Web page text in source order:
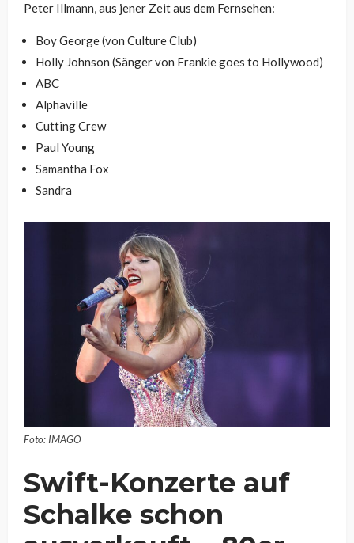
Peter Illmann, aus jener Zeit aus dem Fernsehen:
Boy George (von Culture Club)
Holly Johnson (Sänger von Frankie goes to Hollywood)
ABC
Alphaville
Cutting Crew
Paul Young
Samantha Fox
Sandra
Foto: IMAGO
Swift-Konzerte auf
Schalke schon